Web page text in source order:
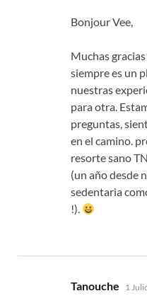
Bonjour Vee,
Muchas
siempre es un
nuestras
para otra.
preguntas,
en el camino.
resorte sano
(un año desde
sedentaria
!).
Tanouche dice:
1